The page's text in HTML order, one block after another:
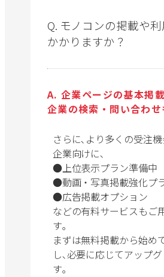
Q. モノコンの掲載や
かかりますか？
A. 企業ページの基本掲
企業の検索・問い合わせ
さらに､より多くの受注
企業向けに､
●上位表示プラン準備中
●動画・写真掲載強化プ
●広告掲載オプション
などの有料サービスもご
す｡
まずは無料掲載から始め
し､必要に応じてアップ
す｡